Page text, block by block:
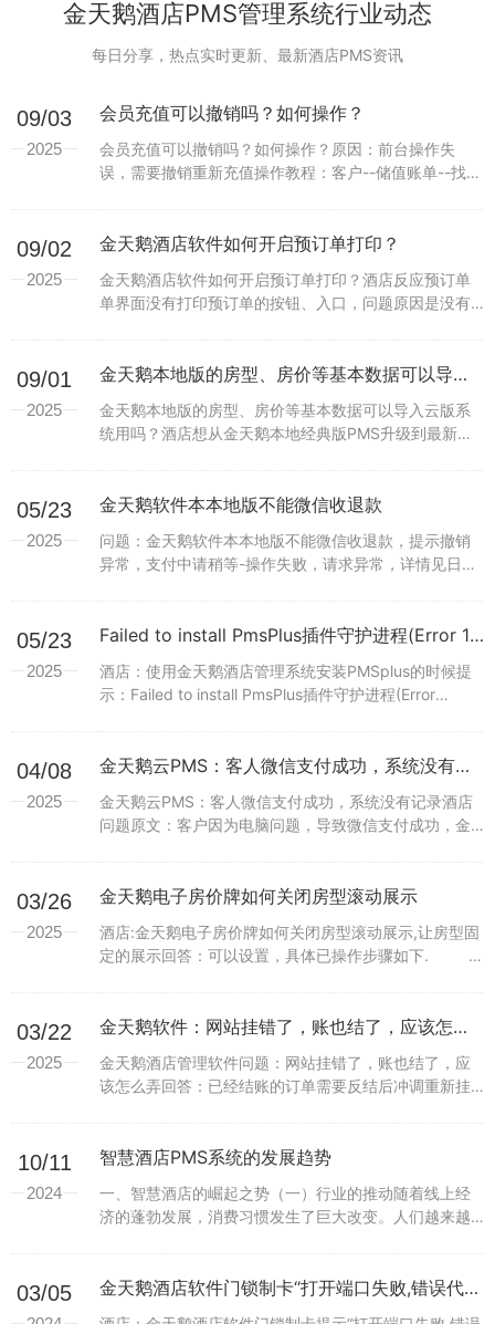
金天鹅酒店PMS管理系统行业动态
每日分享，热点实时更新、最新酒店PMS资讯
09/03
2025
会员充值可以撤销吗？如何操作？
会员充值可以撤销吗？如何操作？原因：前台操作失
误，需要撤销重新充值操作教程：客户--储值账单--找到
09/02
2025
金天鹅酒店软件如何开启预订单打印？
金天鹅酒店软件如何开启预订单打印？酒店反应预订单
单界面没有打印预订单的按钮、入口，问题原因是没有
09/01
2025
金天鹅本地版的房型、房价等基本数据可以导入云版系统用吗？
金天鹅本地版的房型、房价等基本数据可以导入云版系
统用吗？酒店想从金天鹅本地经典版PMS升级到最新的
05/23
2025
金天鹅软件本本地版不能微信收退款
问题：金天鹅软件本本地版不能微信收退款，提示撤销
异常，支付中请稍等-操作失败，请求异常，详情见日志
05/23
2025
Failed to install PmsPlus插件守护进程(Error 1073)什么意思？
酒店：使用金天鹅酒店管理系统安装PMSplus的时候提
示：Failed to install PmsPlus插件守护进程(Error
04/08
2025
金天鹅云PMS：客人微信支付成功，系统没有记录
金天鹅云PMS：客人微信支付成功，系统没有记录酒店
问题原文：客户因为电脑问题，导致微信支付成功，金
户订...
03/26
2025
金天鹅电子房价牌如何关闭房型滚动展示
酒店:金天鹅电子房价牌如何关闭房型滚动展示,让房型固
定的展示回答：可以设置，具体已操作步骤如下.
03/22
2025
金天鹅软件：网站挂错了，账也结了，应该怎么弄
金天鹅酒店管理软件问题：网站挂错了，账也结了，应
该怎么弄回答：已经结账的订单需要反结后冲调重新挂
10/11
2024
智慧酒店PMS系统的发展趋势
一、智慧酒店的崛起之势（一）行业的推动随着线上经
济的蓬勃发展，消费习惯发生了巨大改变。人们越来越
日益激烈...
03/05 金天鹅酒店软件门锁制卡“打开端口失败,错误代码1port=2”